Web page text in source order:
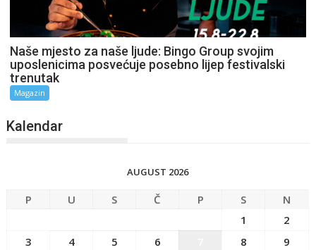
Naše mjesto za naše ljude: Bingo Group svojim
uposlenicima posvećuje posebno lijep festivalski
trenutak
Magazin
Kalendar
AUGUST 2026
P U S Č P S
N
1
2
3
4 5 6 8
9